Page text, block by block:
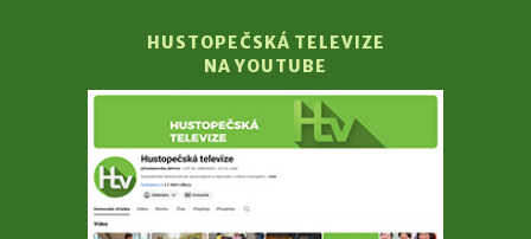
HUSTOPEČSKÁ TELEVIZE
NA YOUTUBE